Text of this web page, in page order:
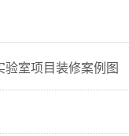
室项目装修案例图